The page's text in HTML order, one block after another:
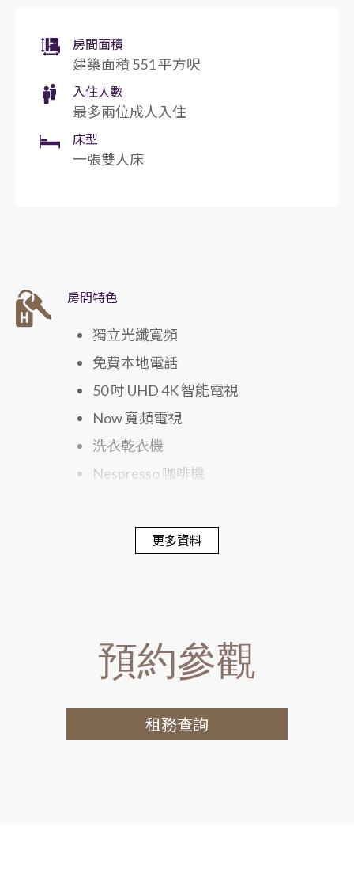
房間面積
建築面積 551 平方呎
入住人數
最多兩位成人入住
床型
一張雙人床
房間特色
獨立光纖寬頻
免費本地電話
50 吋 UHD 4K 智能電視
Now 寬頻電視
洗衣乾衣機
Nespresso 咖啡機
絲漣床褥
300 針舒適寢具
更多資料
預約參觀
租務查詢